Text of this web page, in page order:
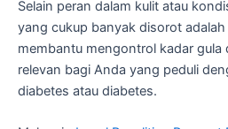
Selain peran dalam kulit atau
yang cukup banyak disorot
membantu mengontrol kadar gula
relevan bagi Anda yang peduli
diabetes atau diabetes.